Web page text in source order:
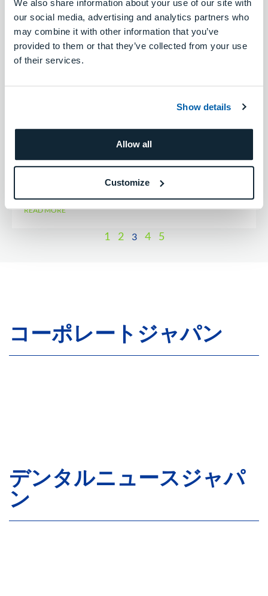
We also share information about your use of our site with
our social media, advertising and analytics partners who
may combine it with other information that you’ve
provided to them or that they’ve collected from your use
of their services.
Show details
Allow all
Customize
この度の令和5年石川県能登地方を震源とする地震に
害により当社製品が被害を受けてお困りのお客様に、
少しでもお客様のご負担を軽 […]
READ MORE
1 2 3 4 5
コーポレートジャパン
デンタルニュースジャパ
ン